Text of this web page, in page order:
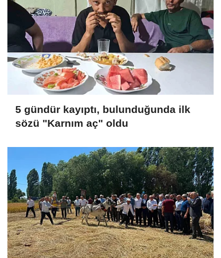
5 gündür kayıptı, bulunduğunda ilk
sözü "Karnım aç" oldu